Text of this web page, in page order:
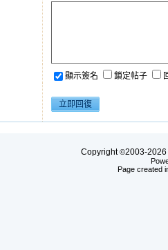
顯示簽名 鎖定帖子
Copyright©2003-2026
Page created